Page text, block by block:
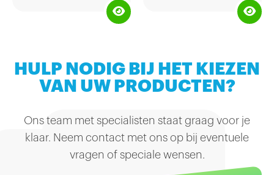
sprankelend citroen water. Het
is te drinken op elk moment van
de dag, drink het bijvoorbeeld bij
sprankelend citroen water. Het
is te drinken op elk moment van
de dag, drink het bijvoorbeeld bij
HULP NODIG BIJ HET KIEZEN
VAN UW PRODUCTEN?
Ons team met specialisten staat graag voor je
klaar. Neem contact met ons op bij eventuele
vragen of speciale wensen.